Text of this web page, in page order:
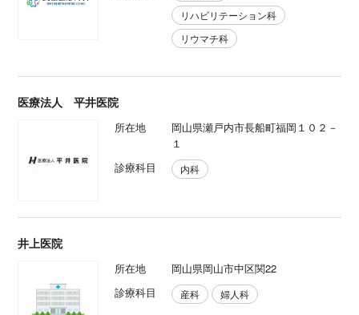
リハビリテーション科
リウマチ科
医療法人 平井医院
所在地
岡山県瀬戸内市長船町福岡１０２－
１
診療科目
内科
井上医院
所在地
岡山県岡山市中区関22
診療科目
産科 婦人科